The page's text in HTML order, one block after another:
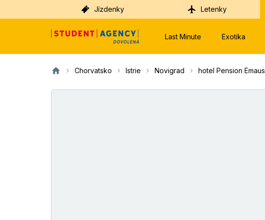
Jízdenky Letenky
Last Minute Exotika
Chorvatsko Istrie Novigrad hotel Pension Emaus